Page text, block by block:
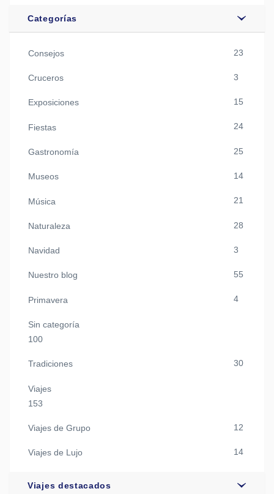
Categorías
Consejos 23
Cruceros 3
Exposiciones 15
Fiestas 24
Gastronomía 25
Museos 14
Música 21
Naturaleza 28
Navidad 3
Nuestro blog 55
Primavera 4
Sin categoría
100
Tradiciones 30
Viajes
153
Viajes de Grupo 12
Viajes de Lujo 14
Viajes destacados